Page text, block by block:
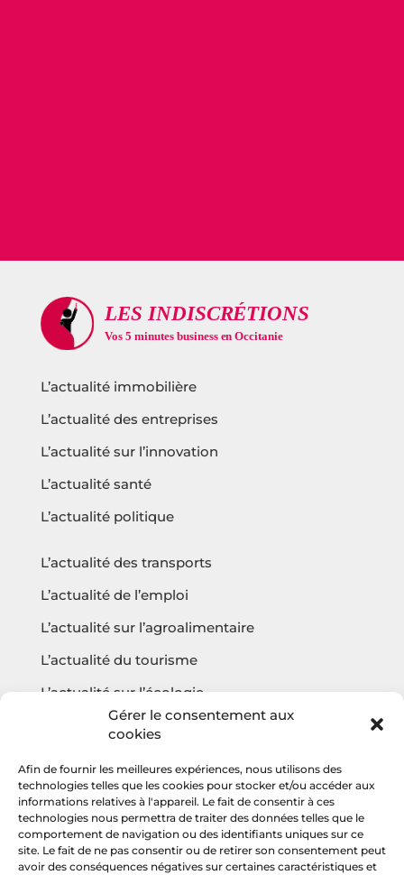
Gérer le consentement aux
cookies
Afin de fournir les meilleures expériences, nous utilisons des
technologies telles que les cookies pour stocker et/ou accéder aux
informations relatives à l'appareil. Le fait de consentir à ces
technologies nous permettra de traiter des données telles que le
comportement de navigation ou des identifiants uniques sur ce
site. Le fait de ne pas consentir ou de retirer son consentement peut
avoir des conséquences négatives sur certaines caractéristiques et
L’actualité immobilière
L’actualité des entreprises
L’actualité sur l’innovation
L’actualité santé
L’actualité politique
L’actualité des transports
L’actualité de l’emploi
L’actualité sur l’agroalimentaire
L’actualité du tourisme
L’actualité sur l’écologie
Questions fréquentes
Contact
Agencehv